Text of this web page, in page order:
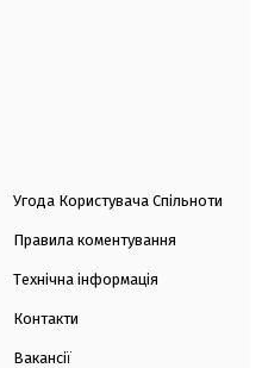
Угода Користувача Спільноти
Правила коментування
Технічна інформація
Контакти
Вакансії